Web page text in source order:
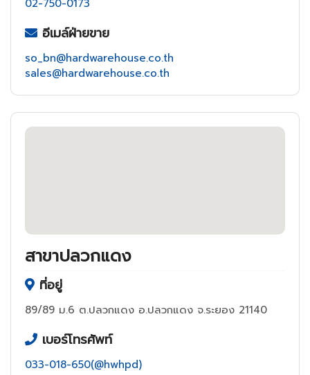
02-750-0173
อีเมล์ฝ่ายขาย
so_bn@hardwarehouse.co.th
sales@hardwarehouse.co.th
สาขาปลวกแดง
ที่อยู่
89/89 ม.6 ต.ปลวกแดง อ.ปลวกแดง จ.ระยอง 21140
เบอร์โทรศัพท์
033-018-650(@hwhpd)